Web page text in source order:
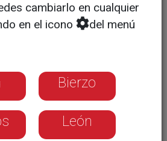
cambiarlo en cualquier
en el icono
del menú
Bierzo
León